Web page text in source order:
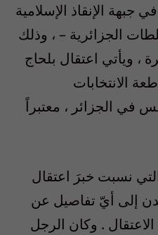
جبهة الإنقاذ الإسلامية
الجزائرية – ، وذلك
، ويأتي اعتقال بلحاج
الانتخابات
في الجزائر ، معتبراً
نسبت خبرَ اعتقال
إلى أيّ تفاصيل عن
. وكان الرجل